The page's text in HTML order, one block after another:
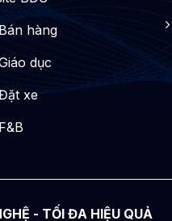
hàng
dục
xe
- TỐI ĐA HIỆU QUẢ